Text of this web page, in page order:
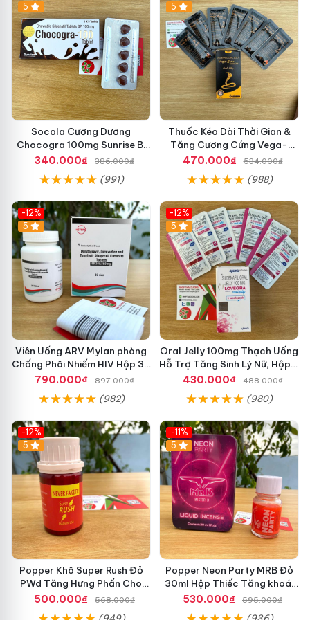
5
Socola Cương Dương
Chocogra 100mg Sunrise Bí
Quyết Giúp Nam Giới Sung
340.000₫ 386.000₫
(991)
5
Thuốc Kéo Dài Thời Gian &
Tăng Cương Cứng Vega-
Extra Cobra 200mg Oral
470.000₫ 534.000₫
(988)
-12%
5
Viên Uống ARV Mylan phòng
Chống Phôi Nhiếm HIV Hộp 30
viên
790.000₫ 897.000₫
(982)
-12%
5
Oral Jelly 100mg Thạch Uống
Hỗ Trợ Tăng Sinh Lý Nữ, Hộp 7
Gói
430.000₫ 488.000₫
(980)
-12%
5
Popper Khô Super Rush Đỏ
PWd Tăng Hưng Phấn Cho
Top Bót
500.000₫ 568.000₫
(949)
-11%
5
Popper Neon Party MRB Đỏ
30ml Hộp Thiếc Tăng khoái
Cảm Mạnh Cho Top Bot
530.000₫ 595.000₫
(936)